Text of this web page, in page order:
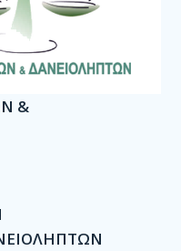
ΕΝ.Π.ΑΝ
&